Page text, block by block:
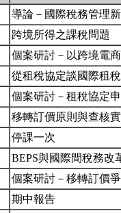
導論－國際稅務管理
跨境所得之課稅問題
個案研討－以跨境電
從租稅協定談國際租
個案研討－租稅協定
移轉訂價原則與查核
停課一次
BEPS與國際間稅務改
個案研討－移轉訂價
期中報告